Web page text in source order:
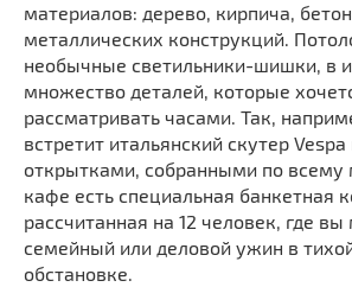
материалов: дерево, кирпича,
металлических конструкций.
необычные светильники-шишки, в
множество деталей, которые
рассматривать часами. Так,
встретит итальянский скутер Vespa
открытками, собранными по всему
кафе есть специальная банкетная
рассчитанная на 12 человек, где
семейный или деловой ужин в
обстановке.